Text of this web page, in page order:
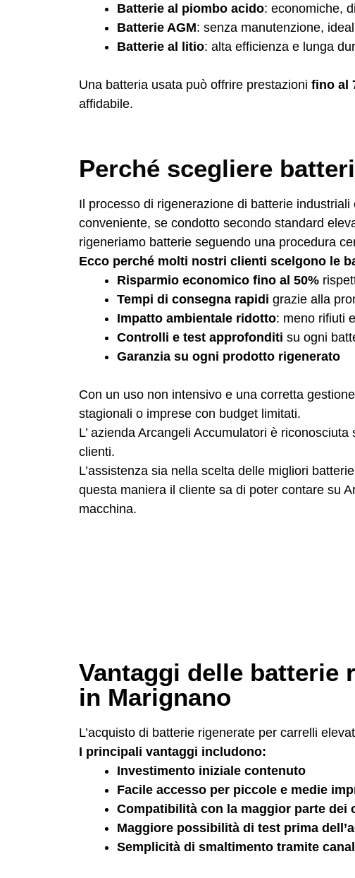
Batterie al piombo acido: economiche,
Batterie AGM: senza manutenzione,
Batterie al litio: alta efficienza e lunga
Una batteria usata può offrire prestazioni fino al
affidabile.
Perché scegliere
Il processo di rigenerazione di batterie industriali
conveniente, se condotto secondo standard
rigeneriamo batterie seguendo una procedura
Ecco perché molti nostri clienti scelgono le
Risparmio economico fino al 50%
Tempi di consegna rapidi grazie alla
Impatto ambientale ridotto: meno rifiuti
Controlli e test approfonditi su ogni
Garanzia su ogni prodotto rigenerato
Con un uso non intensivo e una corretta
stagionali o imprese con budget limitati.
L’ azienda Arcangeli Accumulatori è
clienti.
L’assistenza sia nella scelta delle migliori
questa maniera il cliente sa di poter contare su
macchina.
Vantaggi delle batterie
in Marignano
L’acquisto di batterie rigenerate per carrelli
I principali vantaggi includono:
Investimento iniziale contenuto
Facile accesso per piccole e medie
Compatibilità con la maggior parte dei
Maggiore possibilità di test prima
Semplicità di smaltimento tramite